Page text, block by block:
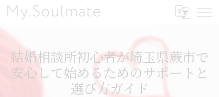
結婚相談所初心者が埼玉県蕨市で
安心して始めるためのサポートと
選び方ガイド